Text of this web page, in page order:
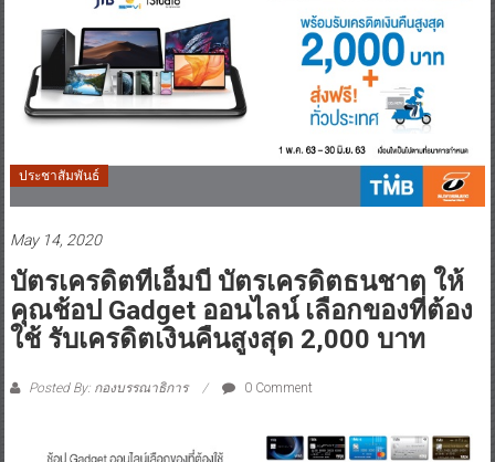
ประชาสัมพันธ์
May 14, 2020
บัตรเครดิตทีเอ็มบี บัตรเครดิตธนชาต ให้
คุณช้อป Gadget ออนไลน์ เลือกของที่ต้อง
ใช้ รับเครดิตเงินคืนสูงสุด 2,000 บาท
Posted By: กองบรรณาธิการ 0 Comment